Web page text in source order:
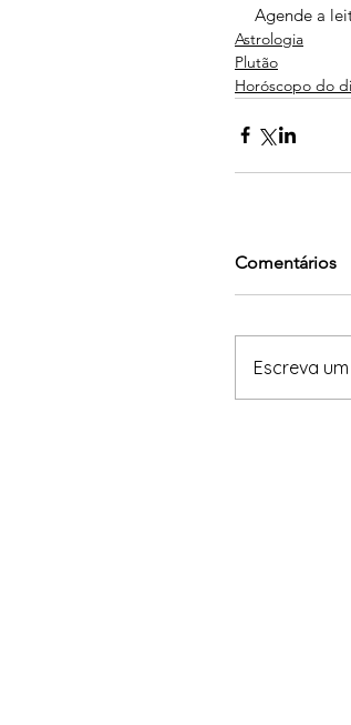
Agende a
Astrologia
Plutão
Horóscopo do
Comentários
Escreva